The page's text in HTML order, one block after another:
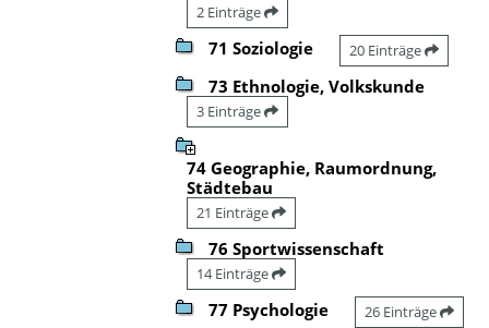
2 Einträge
71 Soziologie 20 Einträge
73 Ethnologie, Volkskunde
3 Einträge
74 Geographie, Raumordnung,
Städtebau
21 Einträge
76 Sportwissenschaft
14 Einträge
77 Psychologie 26 Einträge